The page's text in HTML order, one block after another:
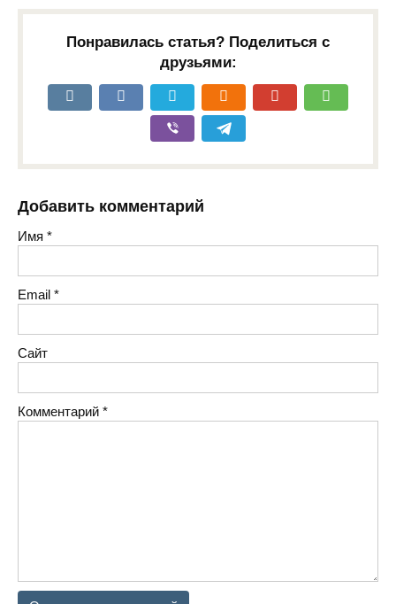
Понравилась статья? Поделиться с
друзьями:
Добавить комментарий
Имя *
Email *
Сайт
Комментарий *